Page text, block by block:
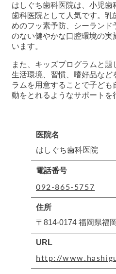
はしぐち歯科医院は、小児歯
歯科医院として人気です。乳
めのフッ素予防、シーラン
のない健やかな口腔環境の実
います。
また、キッズプログラムと
生活環境、習慣、嗜好品な
ラムを用意することで子ど
動をとれるようなサポートを
医院名
はしぐち歯科医院
電話番号
092-865-5757
住所
〒814-0174 福岡県福
URL
http://